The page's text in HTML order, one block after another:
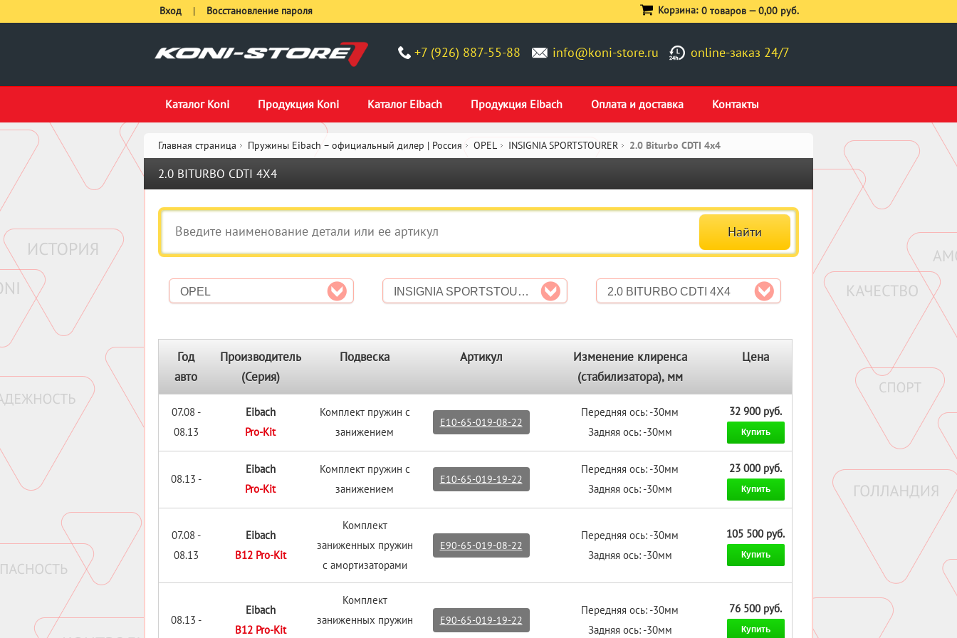
+7 (926) 887-55-88 info@koni-store.ru online-заказ 24/7
Каталог Koni Продукция Koni Каталог Eibach Продукция Eibach Оплата и доставка Контакты
Вход | Восстановление пароля Корзина: 0 товаров —0,00 руб.
Главная страница Пружины Eibach – официальный дилер | Россия OPEL INSIGNIA SPORTSTOURER 2.0 Biturbo CDTI 4x4
2.0 BITURBO CDTI 4X4
OPEL INSIGNIA SPORTSTOURER 2.0 BITURBO CDTI 4X4
Год
авто
Производитель
(Серия)
Подвеска Артикул
Изменение клиренса
(стабилизатора), мм
Цена
07.08 -
08.13
Eibach
Pro-Kit
Комплект пружин с
занижением
E10-65-019-08-22
Передняя ось: -30мм
Задняя ось: -30мм
32 900 руб.
Купить
08.13 -
Eibach
Pro-Kit
Комплект пружин с
занижением
E10-65-019-19-22
Передняя ось: -30мм
Задняя ось: -30мм
23 000 руб.
Купить
07.08 -
08.13
Eibach
B12 Pro-Kit
Комплект
заниженных пружин
с амортизаторами
E90-65-019-08-22
Передняя ось: -30мм
Задняя ось: -30мм
105 500 руб.
Купить
08.13 -
Eibach
B12 Pro-Kit
Комплект
заниженных пружин
E90-65-019-19-22
Передняя ось: -30мм
Задняя ось: -30мм
76 500 руб.
Купить